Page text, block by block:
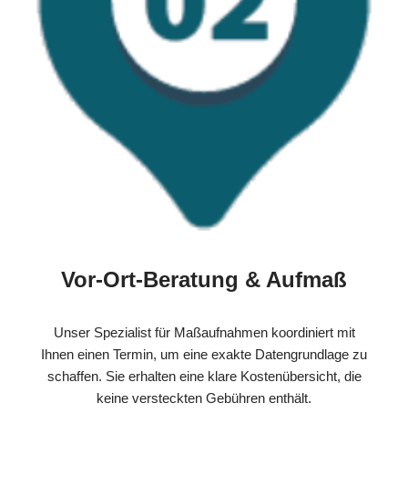
Vor-Ort-Beratung & Aufmaß
Unser Spezialist für Maßaufnahmen koordiniert mit
Ihnen einen Termin, um eine exakte Datengrundlage zu
schaffen. Sie erhalten eine klare Kostenübersicht, die
keine versteckten Gebühren enthält.